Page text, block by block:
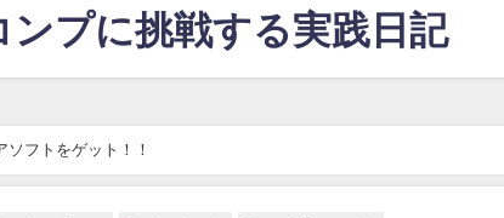
プに挑戦する実践日記
フトをゲット！！